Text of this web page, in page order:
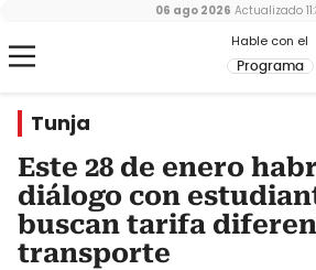
Hable con el
Programa
06 ago 2026 Actualizado
Tunja
Este 28 de enero
diálogo con
buscan tarifa
transporte